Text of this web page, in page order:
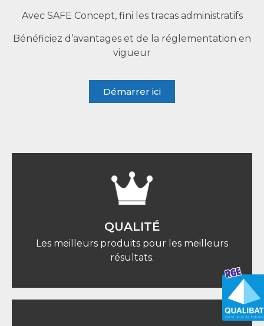
QUALITÉ
Les meilleurs produits pour les meilleurs
résultats.
Avec SAFE Concept, fini les tracas administratifs
Bénéficiez d’avantages et de la réglementation en
vigueur
Démarrer ici